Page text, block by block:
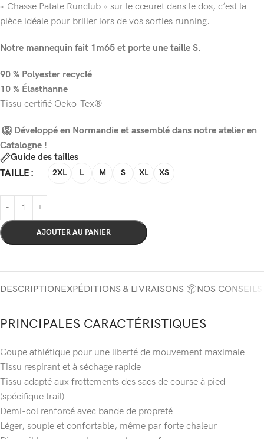
« Chasse Patate Runclub » sur le cœuret dans le dos, c’est la
pièce idéale pour briller lors de vos sorties running.
Notre mannequin fait 1m65 et porte une taille S.
90 % Polyester recyclé
10 % Élasthanne
Tissu certifié Oeko-Tex®
🦁 Développé en Normandie et assemblé dans notre atelier en
Catalogne !
Guide des tailles
TAILLE
2XL L M S XL XS
AJOUTER AU PANIER
DESCRIPTIONEXPÉDITIONS & LIVRAISONS 📦NOS
PRINCIPALES CARACTÉRISTIQUES
Coupe athlétique pour une liberté de mouvement maximale
Tissu respirant et à séchage rapide
Tissu adapté aux frottements des sacs de course à pied
(spécifique trail)
Demi-col renforcé avec bande de propreté
Léger, souple et confortable, même par forte chaleur